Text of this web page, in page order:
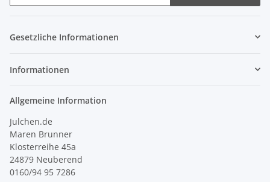
Gesetzliche Informationen
Informationen
Allgemeine Information
Julchen.de
Maren Brunner
Klosterreihe 45a
24879 Neuberend
0160/94 95 7286